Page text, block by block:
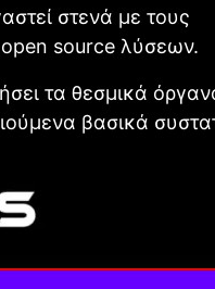
στενά με τους
source λύσεων.
τα θεσμικά
βασικά